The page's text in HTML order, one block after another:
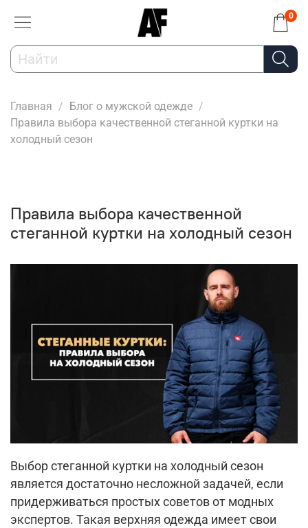
0
Главная
Блог о мужской одежде
Правила выбора качественной стеганной куртки на
холодный сезон
Правила выбора качественной
стеганной куртки на холодный сезон
Выбор стеганной куртки на холодный сезон
является достаточно несложной задачей, если
придерживаться простых советов от модных
экспертов. Такая верхняя одежда имеет свои